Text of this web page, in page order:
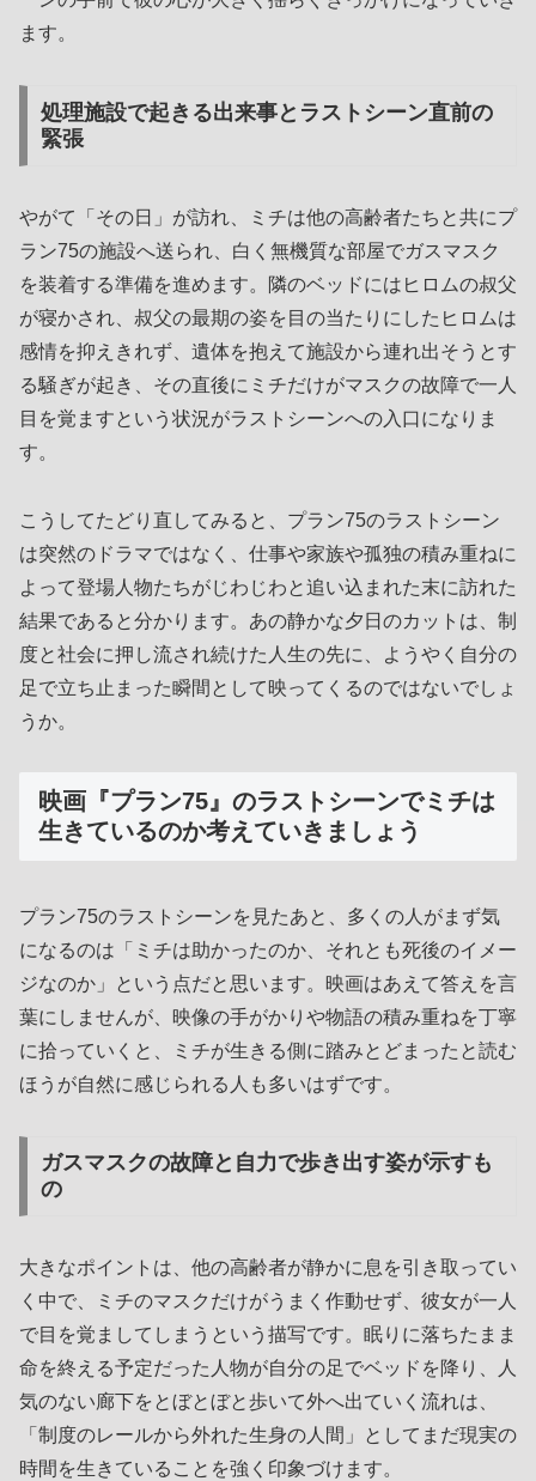
ます。
処理施設で起きる出来事とラストシーン直前の
緊張
やがて「その日」が訪れ、ミチは他の高齢者たちと共にプ
ラン75の施設へ送られ、白く無機質な部屋でガスマスク
を装着する準備を進めます。隣のベッドにはヒロムの叔父
が寝かされ、叔父の最期の姿を目の当たりにしたヒロムは
感情を抑えきれず、遺体を抱えて施設から連れ出そうとす
る騒ぎが起き、その直後にミチだけがマスクの故障で一人
目を覚ますという状況がラストシーンへの入口になりま
す。
こうしてたどり直してみると、プラン75のラストシーン
は突然のドラマではなく、仕事や家族や孤独の積み重ねに
よって登場人物たちがじわじわと追い込まれた末に訪れた
結果であると分かります。あの静かな夕日のカットは、制
度と社会に押し流され続けた人生の先に、ようやく自分の
足で立ち止まった瞬間として映ってくるのではないでしょ
うか。
映画『プラン75』のラストシーンでミチは
生きているのか考えていきましょう
プラン75のラストシーンを見たあと、多くの人がまず気
になるのは「ミチは助かったのか、それとも死後のイメー
ジなのか」という点だと思います。映画はあえて答えを言
葉にしませんが、映像の手がかりや物語の積み重ねを丁寧
に拾っていくと、ミチが生きる側に踏みとどまったと読む
ほうが自然に感じられる人も多いはずです。
ガスマスクの故障と自力で歩き出す姿が示すも
の
大きなポイントは、他の高齢者が静かに息を引き取ってい
く中で、ミチのマスクだけがうまく作動せず、彼女が一人
で目を覚ましてしまうという描写です。眠りに落ちたまま
命を終える予定だった人物が自分の足でベッドを降り、人
気のない廊下をとぼとぼと歩いて外へ出ていく流れは、
「制度のレールから外れた生身の人間」としてまだ現実の
時間を生きていることを強く印象づけます。